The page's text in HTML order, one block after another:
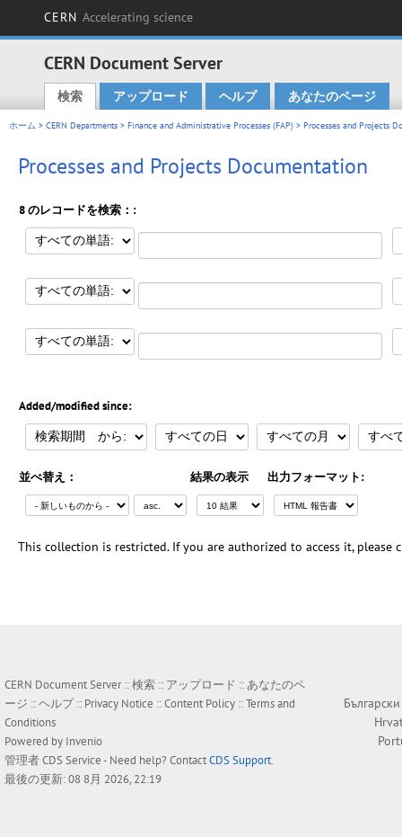
CERN Accelerating science
CERN Document Server
Main menu
検索 アップロード ヘルプ あなたのページ
ホーム > CERN Departments > Finance and Administrative Processes (FAP) > Processes and Projects
Processes and Projects Documentation
8 のレコードを検索：:
Added/modified since:
並べ替え： 結果の表示 出力フォーマット:
This collection is restricted. If you are authorized to access it, please
CERN Document Server ::検索 :: アップロード ::あなたのペ
ージ ::ヘルプ:: Privacy Notice ::Content Policy ::Terms and
Conditions
Powered by Invenio
管理者CDS Service- Need help? ContactCDS Support.
最後の更新: 08 8月 2026, 22:19
Български